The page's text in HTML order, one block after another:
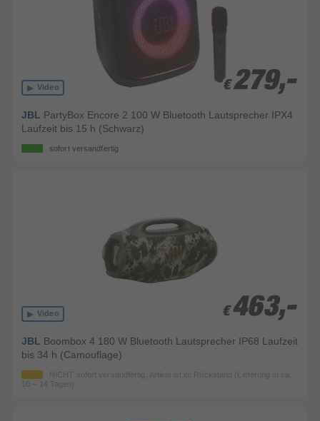
Video € 279,-
€ 279,-
JBL PartyBox Encore 2 100 W Bluetooth Lautsprecher IPX4
Laufzeit bis 15 h (Schwarz)
sofort versandfertig
Video € 463,-
€ 463,-
JBL Boombox 4 180 W Bluetooth Lautsprecher IP68 Laufzeit
bis 34 h (Camouflage)
NICHT sofort versandfertig, Artikel ist im Rückstand (Lieferung in ca.
10 – 14 Tagen)